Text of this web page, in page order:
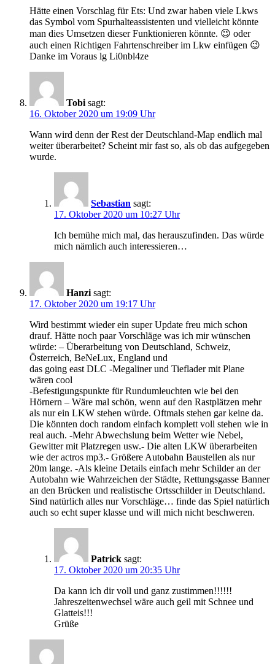
Hätte einen Vorschlag für Ets: Und zwar haben viele Lkws
das Symbol vom Spurhalteassistenten und vielleicht könnte
man dies Umsetzen dieser Funktionieren könnte. 😉 oder
auch einen Richtigen Fahrtenschreiber im Lkw einfügen 😉
Danke im Voraus lg Li0nbl4ze
Tobi sagt:
16. Oktober 2020 um 19:09 Uhr
Wann wird denn der Rest der Deutschland-Map endlich mal
weiter überarbeitet? Scheint mir fast so, als ob das aufgegeben
wurde.
Sebastian sagt:
17. Oktober 2020 um 10:27 Uhr
Ich bemühe mich mal, das herauszufinden. Das würde
mich nämlich auch interessieren…
Hanzi sagt:
17. Oktober 2020 um 19:17 Uhr
Wird bestimmt wieder ein super Update freu mich schon
drauf. Hätte noch paar Vorschläge was ich mir wünschen
würde: – Überarbeitung von Deutschland, Schweiz,
Österreich, BeNeLux, England und
das going east DLC -Megaliner und Tieflader mit Plane
wären cool
-Befestigungspunkte für Rundumleuchten wie bei den
Hörnern – Wäre mal schön, wenn auf den Rastplätzen mehr
als nur ein LKW stehen würde. Oftmals stehen gar keine da.
Die könnten doch random einfach komplett voll stehen wie in
real auch. -Mehr Abwechslung beim Wetter wie Nebel,
Gewitter mit Platzregen usw.- Die alten LKW überarbeiten
wie der actros mp3.- Größere Autobahn Baustellen als nur
20m lange. -Als kleine Details einfach mehr Schilder an der
Autobahn wie Wahrzeichen der Städte, Rettungsgasse Banner
an den Brücken und realistische Ortsschilder in Deutschland.
Sind natürlich alles nur Vorschläge… finde das Spiel natürlich
auch so echt super klasse und will mich nicht beschweren.
Patrick sagt:
17. Oktober 2020 um 20:35 Uhr
Da kann ich dir voll und ganz zustimmen!!!!!!
Jahreszeitenwechsel wäre auch geil mit Schnee und
Glatteis!!!
Grüße